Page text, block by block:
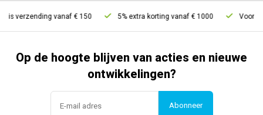
verzending vanaf € 150 5% extra korting vanaf € 1000 Voor
Op de hoogte blijven van acties en nieuwe
ontwikkelingen?
Abonneer